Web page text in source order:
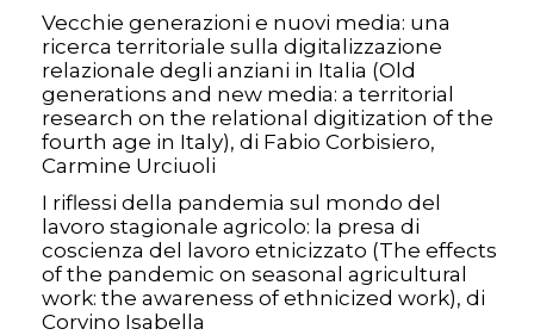
Vecchie generazioni e nuovi media: una
ricerca territoriale sulla digitalizzazione
relazionale degli anziani in Italia (Old
generations and new media: a territorial
research on the relational digitization of the
fourth age in Italy), di Fabio Corbisiero,
Carmine Urciuoli
I riflessi della pandemia sul mondo del
lavoro stagionale agricolo: la presa di
coscienza del lavoro etnicizzato (The effects
of the pandemic on seasonal agricultural
work: the awareness of ethnicized work), di
Corvino Isabella